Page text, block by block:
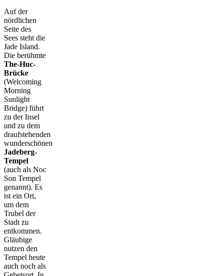
Auf der
nördlichen
Seite des
Sees steht die
Jade Island.
Die berühmte
The-Huc-
Brücke
(Welcoming
Morning
Sunlight
Bridge) führt
zu der Insel
und zu dem
draufstehenden
wunderschönen
Jadeberg-
Tempel
(auch als Noc
Son Tempel
genannt). Es
ist ein Ort,
um dem
Trubel der
Stadt zu
entkommen.
Gläubige
nutzen den
Tempel heute
auch noch als